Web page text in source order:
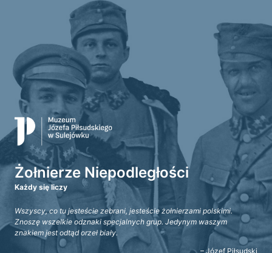
Żołnierze Niepodległości
Każdy się liczy
Wszyscy, co tu jesteście zebrani, jesteście żołnierzami polskimi.
Znoszę wszelkie odznaki specjalnych grup. Jedynym waszym
znakiem jest odtąd orzeł biały.
– Józef Piłsudski